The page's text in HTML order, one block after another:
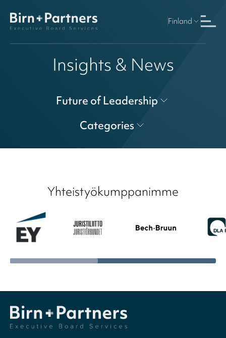
Finland
Insights & News
Future of Leadership
Categories
Yhteistyökumppanimme